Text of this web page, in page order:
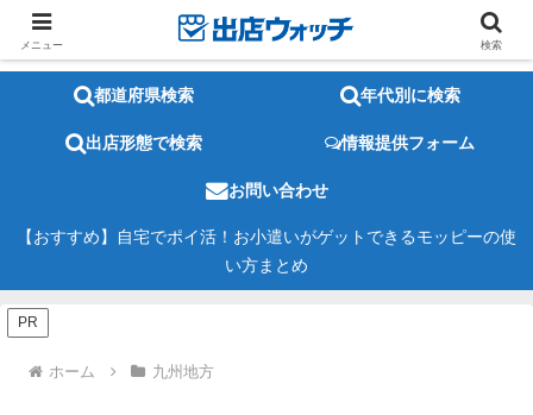
都道府県検索 年代別に検索
出店形態で検索 情報提供フォーム
お問い合わせ
【おすすめ】自宅でポイ活！お小遣いがゲットできるモッピーの使
い方まとめ
PR
ホーム 九州地方
メニュー 検索